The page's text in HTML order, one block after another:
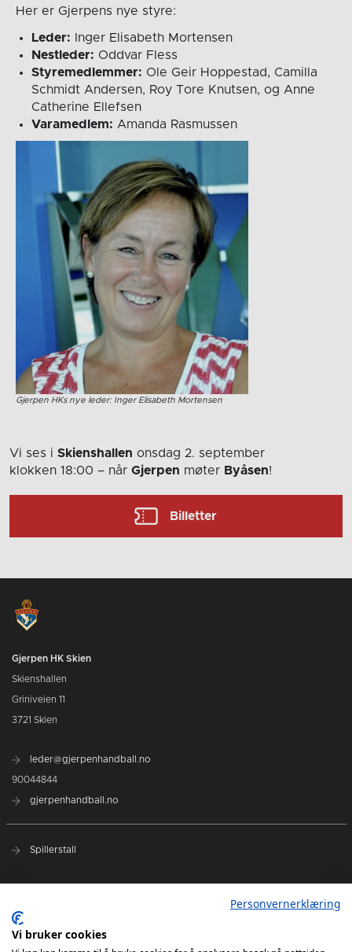
Her er Gjerpens nye styre:
Leder: Inger Elisabeth Mortensen
Nestleder: Oddvar Fless
Styremedlemmer: Ole Geir Hoppestad, Camilla
Schmidt Andersen, Roy Tore Knutsen, og Anne
Catherine Ellefsen
Varamedlem: Amanda Rasmussen
Gjerpen HKs nye leder: Inger Elisabeth Mortensen
Vi ses i Skienshallen onsdag 2. september
klokken 18:00 – når Gjerpen møter Byåsen!
Billetter
Gjerpen HK Skien
Skienshallen
Griniveien 11
3721 Skien
leder@gjerpenhandball.no
90044844
gjerpenhandball.no
Spillerstall
Terminliste 2. divisjon
Personvernerklæring
Vi bruker cookies